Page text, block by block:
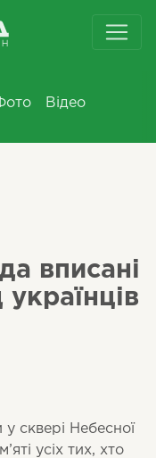
Відео
вписані
сквері Небесної
усіх тих, хто